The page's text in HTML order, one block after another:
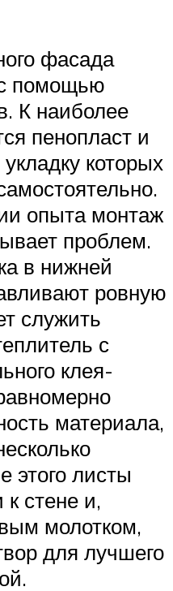
фасада
помощью
К наиболее
пенопласт и
которых
опыта монтаж
проблем.
в нижней
ровную
служить
с
клея-
материала,
этого листы
стене и,
молотком,
для лучшего